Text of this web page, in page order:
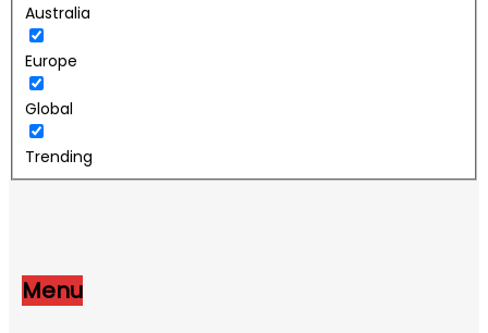
Australia
Europe
Global
Trending
Menu